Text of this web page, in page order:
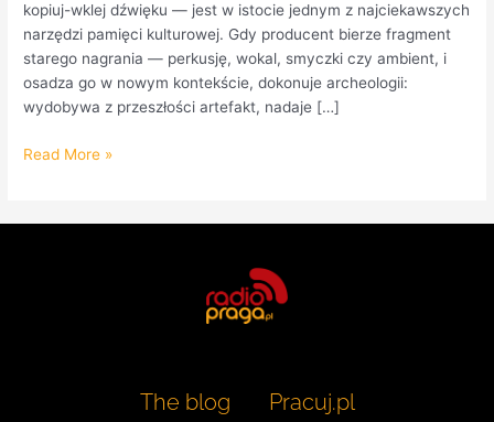
kopiuj-wklej dźwięku — jest w istocie jednym z najciekawszych
narzędzi pamięci kulturowej. Gdy producent bierze fragment
starego nagrania — perkusję, wokal, smyczki czy ambient, i
osadza go w nowym kontekście, dokonuje archeologii:
wydobywa z przeszłości artefakt, nadaje […]
Read More »
The blog Pracuj.pl